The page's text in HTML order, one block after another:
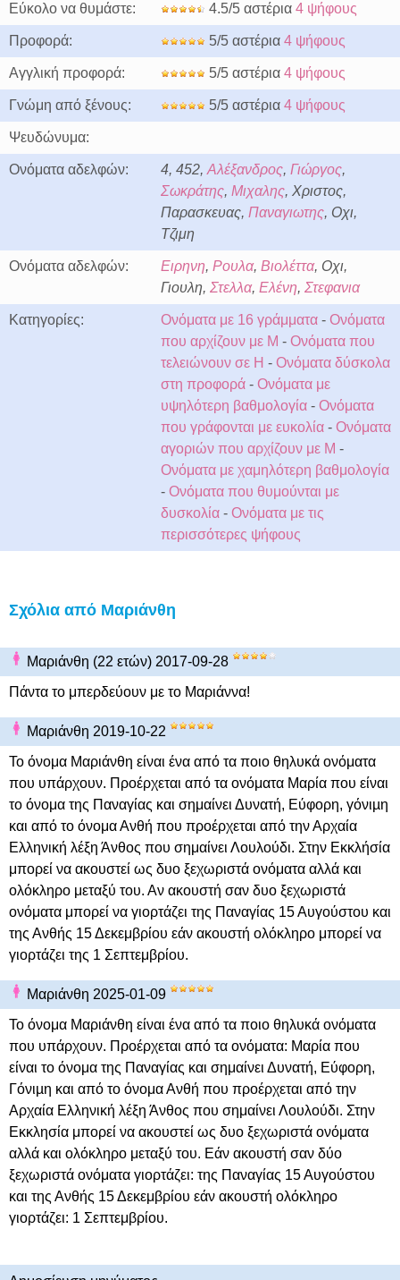
Εύκολο να θυμάστε: 4.5/5 αστέρια 4 ψήφους
Προφορά: 5/5 αστέρια 4 ψήφους
Αγγλική προφορά: 5/5 αστέρια 4 ψήφους
Γνώμη από ξένους: 5/5 αστέρια 4 ψήφους
Ψευδώνυμα:
Ονόματα αδελφών: 4, 452, Αλέξανδρος, Γιώργος,
Σωκράτης, Μιχαλης, Χριστος,
Παρασκευας, Παναγιωτης, Οχι,
Τζιμη
Ονόματα αδελφών: Ειρηνη, Ρουλα, Βιολέττα, Οχι,
Γιουλη, Στελλα, Ελένη, Στεφανια
Κατηγορίες: Ονόματα με 16 γράμματα - Ονόματα
που αρχίζουν με Μ - Ονόματα που
τελειώνουν σε Η - Ονόματα δύσκολα
στη προφορά - Ονόματα με
υψηλότερη βαθμολογία - Ονόματα
που γράφονται με ευκολία - Ονόματα
αγοριών που αρχίζουν με Μ -
Ονόματα με χαμηλότερη βαθμολογία
- Ονόματα που θυμούνται με
δυσκολία - Ονόματα με τις
περισσότερες ψήφους
Σχόλια από Μαριάνθη
Μαριάνθη (22 ετών) 2017-09-28
Πάντα το μπερδεύουν με το Μαριάννα!
Μαριάνθη 2019-10-22
Το όνομα Μαριάνθη είναι ένα από τα ποιο θηλυκά ονόματα
που υπάρχουν. Προέρχεται από τα ονόματα Μαρία που είναι
το όνομα της Παναγίας και σημαίνει Δυνατή, Εύφορη, γόνιµη
και από το όνομα Ανθή που προέρχεται από την Αρχαία
Ελληνική λέξη Άνθος που σημαίνει Λουλούδι. Στην Εκκλήσία
μπορεί να ακουστεί ως δυο ξεχωριστά ονόματα αλλά και
ολόκληρο μεταξύ του. Αν ακουστή σαν δυο ξεχωριστά
ονόματα μπορεί να γιορτάζει της Παναγίας 15 Αυγούστου και
της Ανθής 15 Δεκεμβρίου εάν ακουστή ολόκληρο μπορεί να
γιορτάζει της 1 Σεπτεμβρίου.
Μαριάνθη 2025-01-09
Το όνομα Μαριάνθη είναι ένα από τα ποιο θηλυκά ονόματα
που υπάρχουν. Προέρχεται από τα ονόματα: Μαρία που
είναι το όνομα της Παναγίας και σημαίνει Δυνατή, Εύφορη,
Γόνιµη και από το όνομα Ανθή που προέρχεται από την
Αρχαία Ελληνική λέξη Άνθος που σημαίνει Λουλούδι. Στην
Εκκλησία μπορεί να ακουστεί ως δυο ξεχωριστά ονόματα
αλλά και ολόκληρο μεταξύ του. Εάν ακουστή σαν δύο
ξεχωριστά ονόματα γιορτάζει: της Παναγίας 15 Αυγούστου
και της Ανθής 15 Δεκεμβρίου εάν ακουστή ολόκληρο
γιορτάζει: 1 Σεπτεμβρίου.